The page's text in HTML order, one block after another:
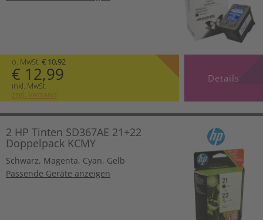
o. MwSt. € 10,92
€ 12,99
inkl. MwSt.
zzgl. Versand
Details
2 HP Tinten SD367AE 21+22
Doppelpack KCMY
Schwarz, Magenta, Cyan, Gelb
Passende Geräte anzeigen